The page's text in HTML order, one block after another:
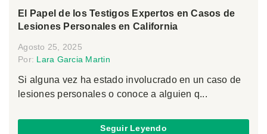
El Papel de los Testigos Expertos en Casos de
Lesiones Personales en California
Agosto 25, 2025
Por: Lara Garcia Martin
Si alguna vez ha estado involucrado en un caso de
lesiones personales o conoce a alguien q...
Seguir Leyendo